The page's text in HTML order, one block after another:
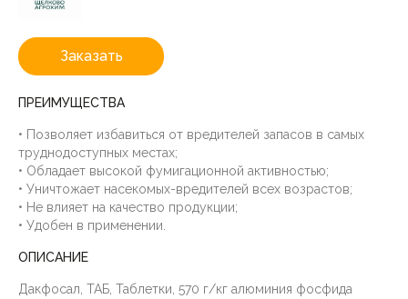
Заказать
ПРЕИМУЩЕСТВА
• Позволяет избавиться от вредителей запасов в самых
труднодоступных местах;
• Обладает высокой фумигационной активностью;
• Уничтожает насекомых-вредителей всех возрастов;
• Не влияет на качество продукции;
• Удобен в применении.
ОПИСАНИЕ
Дакфосал, ТАБ, Таблетки, 570 г/кг алюминия фосфида